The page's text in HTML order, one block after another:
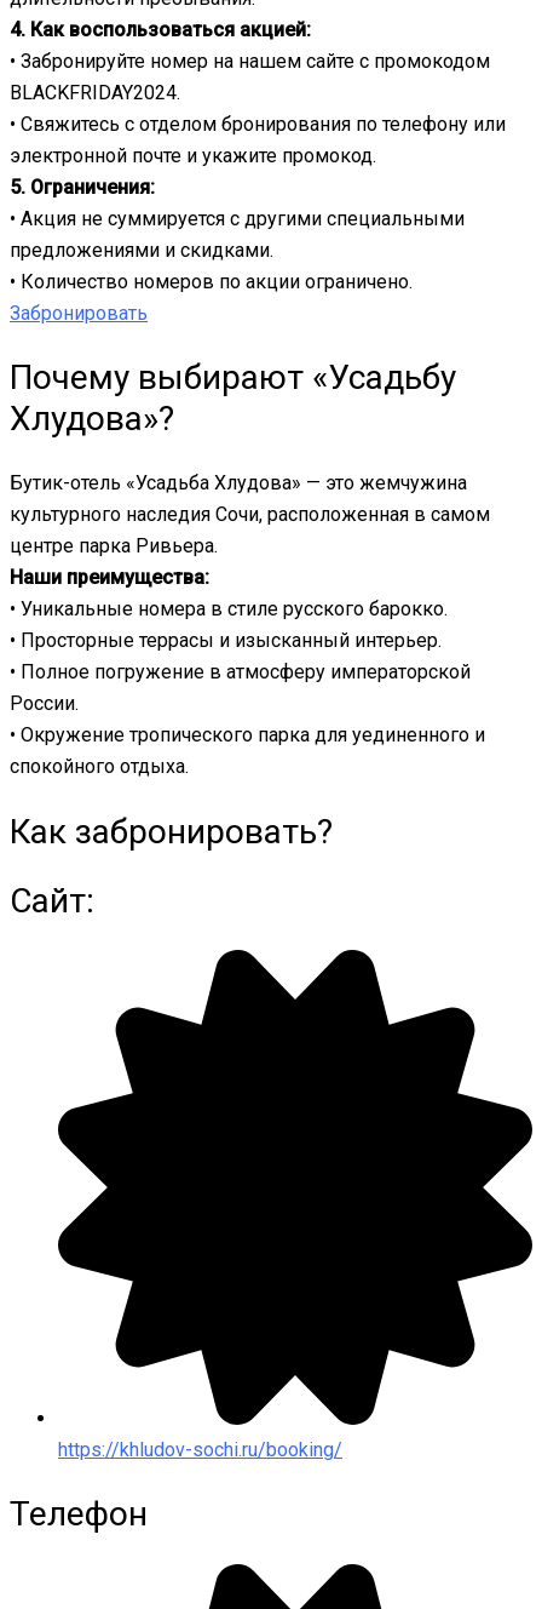
4. Как воспользоваться акцией:
• Забронируйте номер на нашем сайте с промокодом
BLACKFRIDAY2024.
• Свяжитесь с отделом бронирования по телефону или
электронной почте и укажите промокод.
5. Ограничения:
• Акция не суммируется с другими специальными
предложениями и скидками.
• Количество номеров по акции ограничено.
Забронировать
Почему выбирают «Усадьбу
Хлудова»?
Бутик-отель «Усадьба Хлудова» — это жемчужина
культурного наследия Сочи, расположенная в самом
центре парка Ривьера.
Наши преимущества:
• Уникальные номера в стиле русского барокко.
• Просторные террасы и изысканный интерьер.
• Полное погружение в атмосферу императорской
России.
• Окружение тропического парка для уединенного и
спокойного отдыха.
Как забронировать?
Сайт:
https://khludov-sochi.ru/booking/
Телефон